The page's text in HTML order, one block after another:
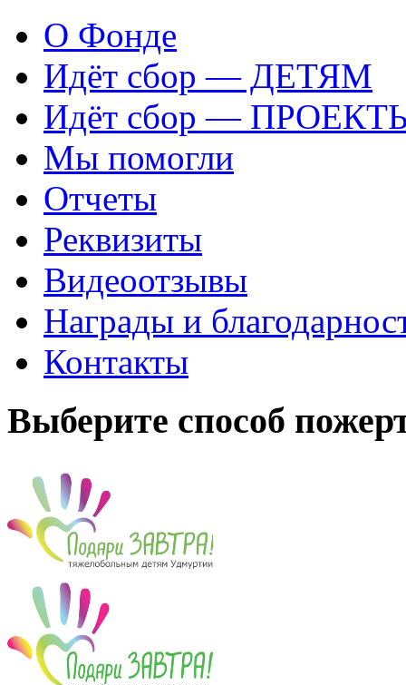
О Фонде
Идёт сбор — ДЕТЯМ
Идёт сбор —
Мы помогли
Отчеты
Реквизиты
Видеоотзывы
Награды и
Контакты
Выберите способ